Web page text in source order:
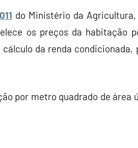
do Ministério da
os preços da habitação
da renda
por metro quadrado de área